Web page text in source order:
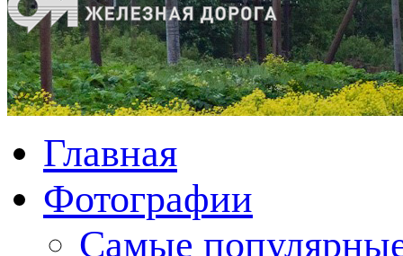
Главная
Фотографии
Cамые